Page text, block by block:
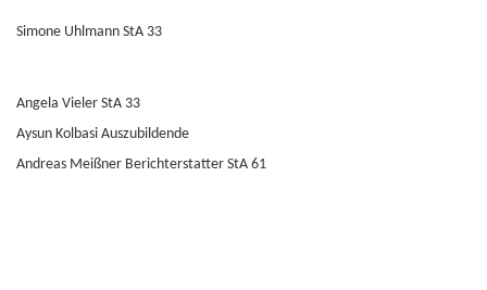
Simone Uhlmann StA 33
Angela Vieler StA 33
Aysun Kolbasi Auszubildende
Andreas Meißner Berichterstatter StA 61